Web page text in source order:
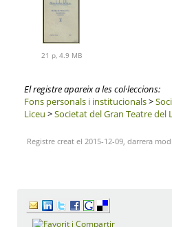
21 p, 4.9 MB
El registre apareix a les col·leccions:
Fons personals i institucionals>
Liceu >Societat del Gran Teatre del
Registre creat el 2015-12-09, darrera